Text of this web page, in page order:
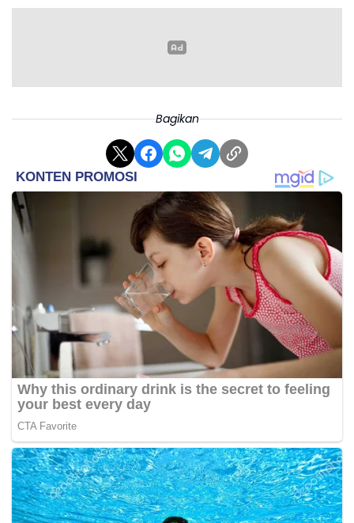
Emas 2 gram: Rp5.618.000
Emas 5 gram: Rp13.970.000
Emas 10 gram: Rp27.885.000
Emas 25 gram: Rp69.587.000
Emas 50 gram: Rp139.095.000
Emas 100 gram: Rp278.112.000
Emas 250 gram: Rp695.015.000
Emas 500 gram: Rp1.389.820.000
Emas 1.000 gram: Rp2.779.600.000
Untuk pembelian emas batangan, juga dikenakan
PPh 22 sesuai PMK yang sama, yakni 0,45 persen bagi
pemegang NPWP dan 0,9 persen untuk non-NPWP,
dengan setiap transaksi disertai bukti potong pajak.
(*)
Bagikan